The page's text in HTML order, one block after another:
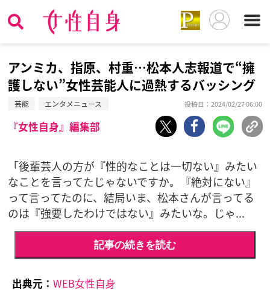
アンミカ、指原、村重…松本人志報道で“擁
護しない”女性芸能人に過熱するバッシング
芸能 エンタメニュース 投稿日：2024/02/27 06:00
『女性自身』編集部
「後輩芸人の方が『性的なことは一切ない』みたい
なことを言ってたじゃないですか。『絶対にない』
って言ってたのに、結局いま、松本さんが言ってる
のは『強要したわけではない』みたいな。じゃ...
記事の続きを読む
出典元： WEB女性自身